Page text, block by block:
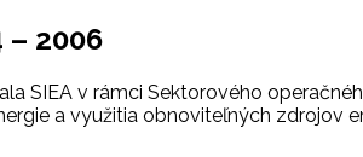
2006
SIEA v rámci Sektorového
a využitia obnoviteľných zdrojov